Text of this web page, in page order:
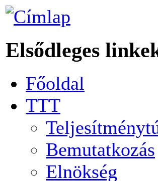
Elsődleges
Főoldal
TTT
Bemutatkozás
Elnökség